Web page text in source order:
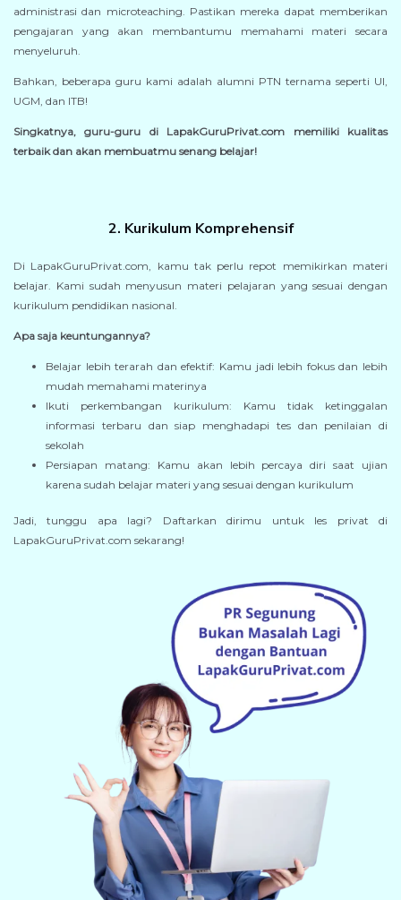
administrasi dan microteaching. Pastikan mereka dapat memberikan
pengajaran yang akan membantumu memahami materi secara
menyeluruh.
Bahkan, beberapa guru kami adalah alumni PTN ternama seperti UI,
UGM, dan ITB!
Singkatnya, guru-guru di LapakGuruPrivat.com memiliki kualitas
terbaik dan akan membuatmu senang belajar!
2. Kurikulum Komprehensif
Di LapakGuruPrivat.com, kamu tak perlu repot memikirkan materi
belajar. Kami sudah menyusun materi pelajaran yang sesuai dengan
kurikulum pendidikan nasional.
Apa saja keuntungannya?
Belajar lebih terarah dan efektif: Kamu jadi lebih fokus dan lebih
mudah memahami materinya
Ikuti perkembangan kurikulum: Kamu tidak ketinggalan
informasi terbaru dan siap menghadapi tes dan penilaian di
sekolah
Persiapan matang: Kamu akan lebih percaya diri saat ujian
karena sudah belajar materi yang sesuai dengan kurikulum
Jadi, tunggu apa lagi? Daftarkan dirimu untuk les privat di
LapakGuruPrivat.com sekarang!